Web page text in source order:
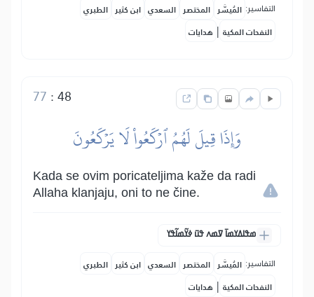
التفاسير: المُيسَّر المختصر السعدي ابن كثير الطبري
النفحات المكية | هدايات
48
:
77
وَإِذَا قِيلَ لَهُمُ ٱرۡكَعُواْ لَا يَرۡكَعُونَ
Kada se ovim poricateljima kaže da radi
Allaha klanjaju, oni to ne čine.
ߘߟߊߡߌߘߊ߫ ߜߘߍ ߟߎ߫ ߦߌ߬ߘߊ߬ߟߌ
التفاسير: المُيسَّر المختصر السعدي ابن كثير الطبري
النفحات المكية | هدايات